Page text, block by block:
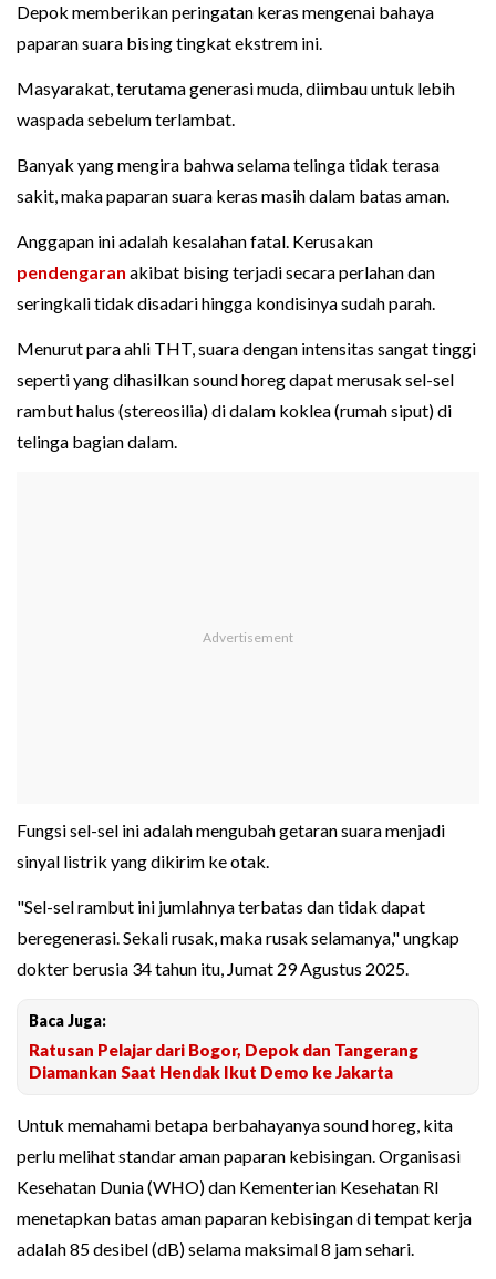
Depok memberikan peringatan keras mengenai bahaya
paparan suara bising tingkat ekstrem ini.
Masyarakat, terutama generasi muda, diimbau untuk lebih
waspada sebelum terlambat.
Banyak yang mengira bahwa selama telinga tidak terasa
sakit, maka paparan suara keras masih dalam batas aman.
Anggapan ini adalah kesalahan fatal. Kerusakan
pendengaran akibat bising terjadi secara perlahan dan
seringkali tidak disadari hingga kondisinya sudah parah.
Menurut para ahli THT, suara dengan intensitas sangat tinggi
seperti yang dihasilkan sound horeg dapat merusak sel-sel
rambut halus (stereosilia) di dalam koklea (rumah siput) di
telinga bagian dalam.
Fungsi sel-sel ini adalah mengubah getaran suara menjadi
sinyal listrik yang dikirim ke otak.
"Sel-sel rambut ini jumlahnya terbatas dan tidak dapat
beregenerasi. Sekali rusak, maka rusak selamanya," ungkap
dokter berusia 34 tahun itu, Jumat 29 Agustus 2025.
Baca Juga:
Ratusan Pelajar dari Bogor, Depok dan Tangerang
Diamankan Saat Hendak Ikut Demo ke Jakarta
Untuk memahami betapa berbahayanya sound horeg, kita
perlu melihat standar aman paparan kebisingan. Organisasi
Kesehatan Dunia (WHO) dan Kementerian Kesehatan RI
menetapkan batas aman paparan kebisingan di tempat kerja
adalah 85 desibel (dB) selama maksimal 8 jam sehari.